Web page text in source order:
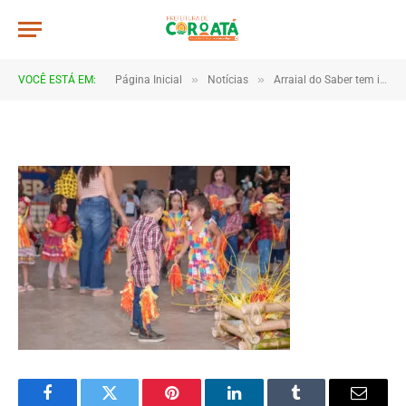
VOCÊ ESTÁ EM: Página Inicial » Notícias » Arraial do Saber tem início com celebração de cultura, educação e comunidade em Coroatá
JWR_2749